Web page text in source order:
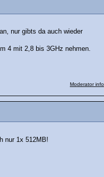
nur gibts da auch wieder
4 mit 2,8 bis 3GHz nehmen.
Moderator
nur 1x 512MB!